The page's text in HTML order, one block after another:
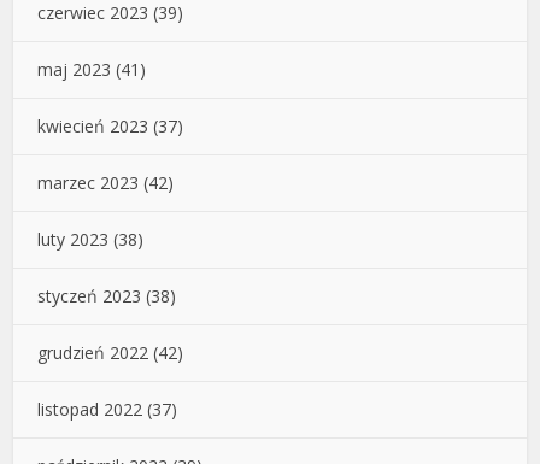
czerwiec 2023 (39)
maj 2023 (41)
kwiecień 2023 (37)
marzec 2023 (42)
luty 2023 (38)
styczeń 2023 (38)
grudzień 2022 (42)
listopad 2022 (37)